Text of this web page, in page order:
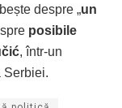
despre „un
posibile
, într-un
Serbiei.